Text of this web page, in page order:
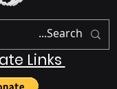
Links